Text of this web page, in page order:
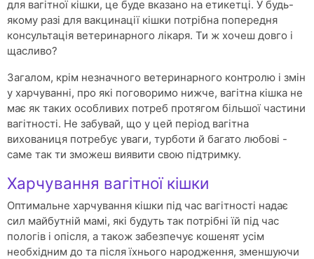
для вагітної кішки, це буде вказано на етикетці. У будь-
якому разі для вакцинації кішки потрібна попередня
консультація ветеринарного лікаря. Ти ж хочеш довго і
щасливо?
Загалом, крім незначного ветеринарного контролю і змін
у харчуванні, про які поговоримо нижче, вагітна кішка не
має як таких особливих потреб протягом більшої частини
вагітності. Не забувай, що у цей період вагітна
вихованиця потребує уваги, турботи й багато любові -
саме так ти зможеш виявити свою підтримку.
Харчування вагітної кішки
Оптимальне харчування кішки під час вагітності надає
сил майбутній мамі, які будуть так потрібні їй під час
пологів і опісля, а також забезпечує кошенят усім
необхідним до та після їхнього народження, зменшуючи